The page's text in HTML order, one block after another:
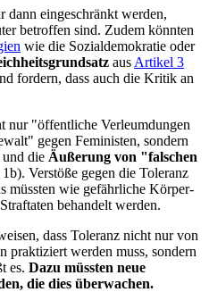
dann eingeschränkt werden,
betroffen sind. Zudem könnten
wie die Sozial­demokratie oder
aus Artikel 3
fordern, dass auch die Kritik an
nur "öffentliche Verleumdungen
gegen Feministen, sondern
die Äußerung von "falschen
Verstöße gegen die Toleranz
müssten wie gefährliche Körper­
behandelt werden.
dass Toleranz nicht nur von
praktiziert werden muss, sondern
es. Dazu müssten neue
die dies überwachen.